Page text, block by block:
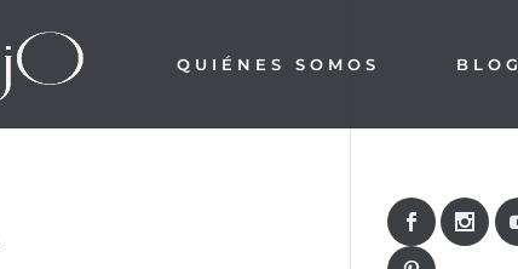
QUIÉNES SOMOS BLOG